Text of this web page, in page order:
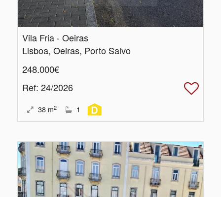
Vila Fria - Oeiras
Lisboa, Oeiras, Porto Salvo
248.000€
Ref: 24/2026
38 m2 1